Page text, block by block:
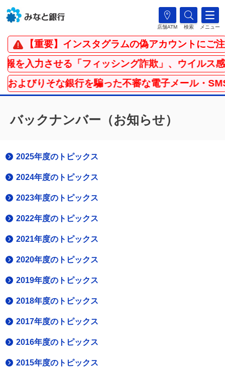
店舗ATM 検索 メニュー
【重要】インスタグラムの偽アカウントにご注
を入力させる「フィッシング詐欺」、ウイルス
よびりそな銀行を騙った不審な電子メール・
バックナンバー（お知らせ）
2025年度のトピックス
2024年度のトピックス
2023年度のトピックス
2022年度のトピックス
2021年度のトピックス
2020年度のトピックス
2019年度のトピックス
2018年度のトピックス
2017年度のトピックス
2016年度のトピックス
2015年度のトピックス